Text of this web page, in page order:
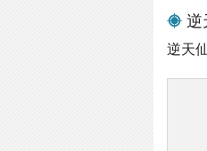
逆
逆天